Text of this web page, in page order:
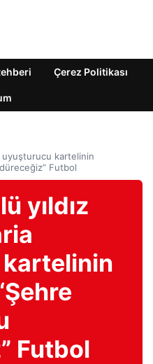
Çerez Politikası
uyuşturucu kartelinin
Futbol
yıldız
Futbol